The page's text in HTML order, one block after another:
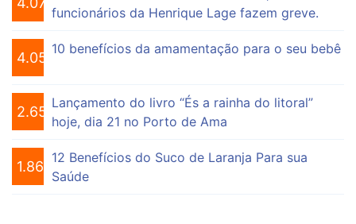
funcionários da Henrique Lage fazem greve.
4.056
10 benefícios da amamentação para o seu bebê
2.655
Lançamento do livro “És a rainha do litoral”
hoje, dia 21 no Porto de Ama
1.864
12 Benefícios do Suco de Laranja Para sua
Saúde